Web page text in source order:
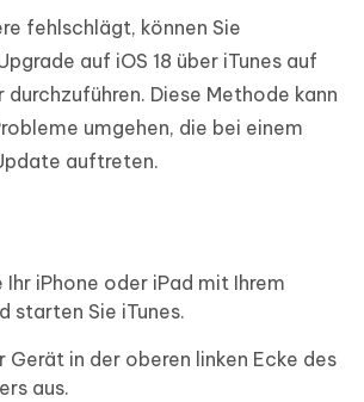
fehlschlägt, können Sie
auf iOS 18 über iTunes auf
durchzuführen. Diese Methode kann
umgehen, die bei einem
auftreten.
Ihr iPhone oder iPad mit Ihrem
starten Sie iTunes.
Gerät in der oberen linken Ecke des
aus.